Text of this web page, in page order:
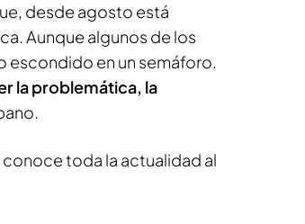
desde agosto está
Aunque algunos de los
escondido en un semáforo.
la problemática, la
conoce toda la actualidad al